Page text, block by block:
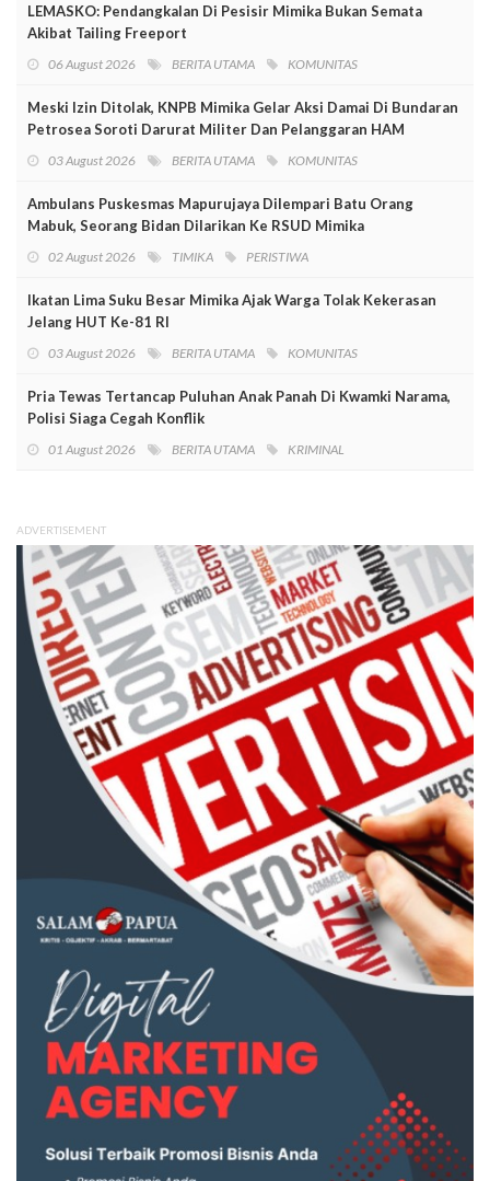
LEMASKO: Pendangkalan Di Pesisir Mimika Bukan Semata
Akibat Tailing Freeport
06 August 2026 BERITA UTAMA KOMUNITAS
Meski Izin Ditolak, KNPB Mimika Gelar Aksi Damai Di Bundaran
Petrosea Soroti Darurat Militer Dan Pelanggaran HAM
03 August 2026 BERITA UTAMA KOMUNITAS
Ambulans Puskesmas Mapurujaya Dilempari Batu Orang
Mabuk, Seorang Bidan Dilarikan Ke RSUD Mimika
02 August 2026 TIMIKA PERISTIWA
Ikatan Lima Suku Besar Mimika Ajak Warga Tolak Kekerasan
Jelang HUT Ke-81 RI
03 August 2026 BERITA UTAMA KOMUNITAS
Pria Tewas Tertancap Puluhan Anak Panah Di Kwamki Narama,
Polisi Siaga Cegah Konflik
01 August 2026 BERITA UTAMA KRIMINAL
ADVERTISEMENT